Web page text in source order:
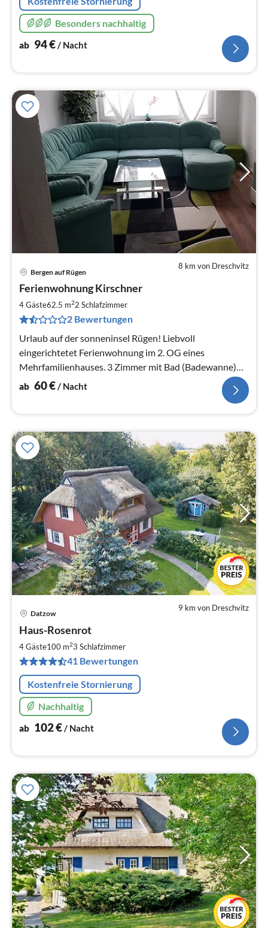
Besonders nachhaltig
ab 94€/ Nacht
8 km von Dreschvitz
Bergen auf Rügen
Ferienwohnung Kirschner
4 Gäste62.5 m22 Schlafzimmer
2 Bewertungen
Urlaub auf der sonneninsel Rügen! Liebvoll
eingerichtetet Ferienwohnung im 2. OG eines
Mehrfamilienhauses. 3 Zimmer mit Bad (Badewanne)
und Küche.
ab 60€/ Nacht
9 km von Dreschvitz
Datzow
Haus-Rosenrot
4 Gäste100 m23 Schlafzimmer
41 Bewertungen
Kostenfreie Stornierung
Nachhaltig
ab 102€ / Nacht